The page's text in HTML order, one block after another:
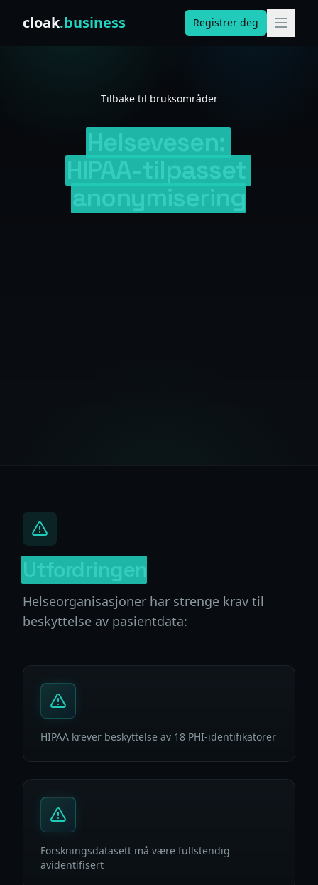
cloak.business Registrer deg
Tilbake til bruksområder
Helseorganisasjoner har strenge krav til
beskyttelse av pasientdata:
HIPAA krever beskyttelse av 18 PHI-identifikatorer
Forskningsdatasett må være fullstendig
avidentifisert